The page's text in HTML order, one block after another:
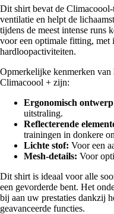
Dit shirt bevat de
ventilatie en helpt de
tijdens de meest intense runs
voor een optimale fitting,
hardloopactiviteiten.
Opmerkelijke kenmerken
Climacoool + zijn:
Ergonomisch
uitstraling.
Reflecterende
trainingen in donkere
Lichte stof: Voor een
Mesh-details: Voor
Dit shirt is ideaal voor alle
een gevorderde bent. Het
bij aan uw prestaties dankzij
geavanceerde functies.